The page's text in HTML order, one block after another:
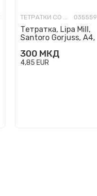
ТЕТРАТКИ СО ТВРДИ КОРИЦИ 035559
Тетратка, Lipa Mill,
Santoro Gorjuss, A4,
300 МКД
4,85 EUR